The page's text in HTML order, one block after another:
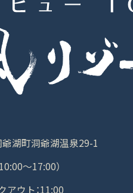
湖町洞爺湖温泉29-1
～17:00）
アウト：11:00